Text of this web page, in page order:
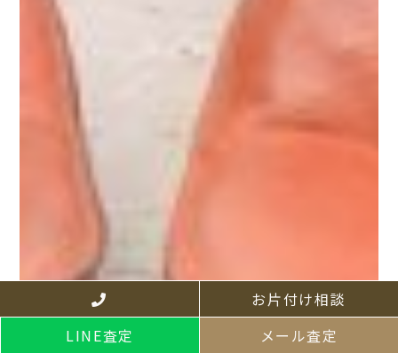
お片付け相談
LINE査定
メール査定